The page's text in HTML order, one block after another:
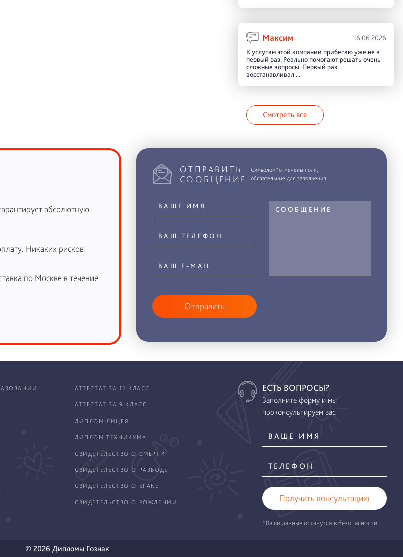
Максим 16.06.2026
К услугам этой компании прибегаю уже не в
первый раз. Реально помогают решать очень
сложные вопросы. Первый раз
восстанавливал ...
Смотреть все
абсолютную
Никаких рисков!
по Москве в течение
ОТПРАВИТЬ
СООБЩЕНИЕ
Символом*отмечены поля,
обязательные для заполнения.
Отправить
АТТЕСТАТ ЗА 11 КЛАСС
АТТЕСТАТ ЗА 9 КЛАСС
ДИПЛОМ ЛИЦЕЯ
ДИПЛОМ ТЕХНИКУМА
СВИДЕТЕЛЬСТВО О СМЕРТИ
СВИДЕТЕЛЬСТВО О РАЗВОДЕ
СВИДЕТЕЛЬСТВО О БРАКЕ
СВИДЕТЕЛЬСТВО О РОЖДЕНИИ
ЕСТЬ ВОПРОСЫ?
Заполните форму и мы
проконсультируем вас
Получить консультацию
*Ваши данные останутся в безопасности
© 2026 Дипломы Гознак